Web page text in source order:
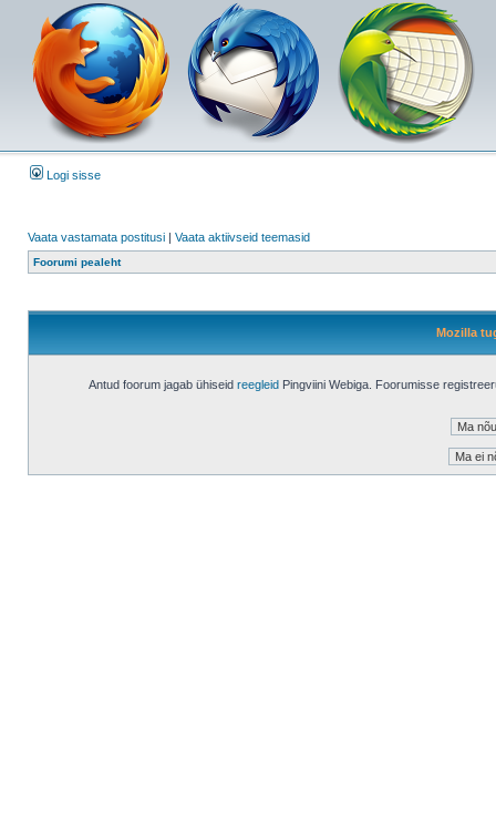
Logi sisse
Vaata vastamata postitusi | Vaata aktiivseid teemasid
Foorumi pealeht
Mozilla
Antud foorum jagab ühiseid reegleid Pingviini Webiga. Foorumisse